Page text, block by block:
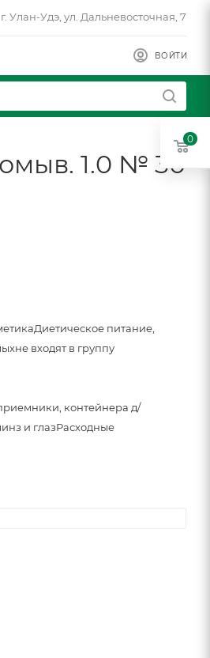
г. Улан-Удэ, ул. Дальневосточная, 7
ВОЙТИ
1.0 № 30
Диетическое питание,
не входят в группу
контейнера д/
и глазРасходные
0